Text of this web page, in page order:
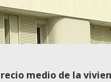
medio de la